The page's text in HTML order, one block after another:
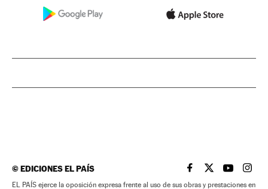
©EDICIONES EL PAÍS EL PAÍS BRASIL EN
EL PAÍSEL PAÍS
EL
EL PAÍS ejerce la oposición expresa frente al uso de sus obras y prestaciones en